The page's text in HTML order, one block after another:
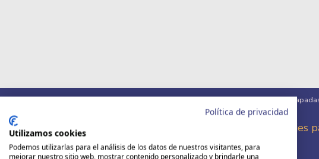
Circuitos para Singles Cruceros para Solteros
Los mejores
Política de privacidad
Utilizamos cookies
Podemos utilizarlas para el análisis de los datos de nuestros visitantes, para
mejorar nuestro sitio web, mostrar contenido personalizado y brindarle una